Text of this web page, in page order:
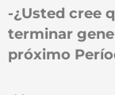
-¿Usted cree
terminar
próximo